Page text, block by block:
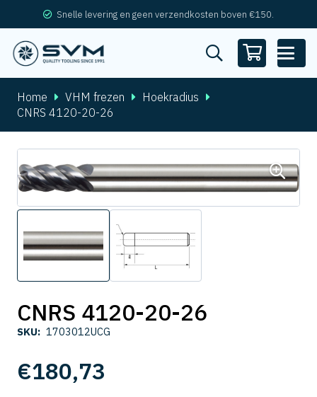
Snelle levering en geen verzendkosten boven €150.
Home VHM frezen
Hoekradius
CNRS 4120-20-26
CNRS 4120-20-26
SKU: 1703012UCG
€180,73